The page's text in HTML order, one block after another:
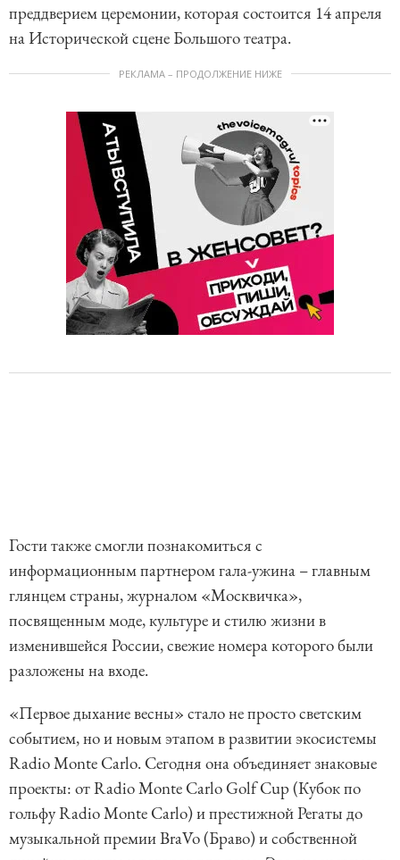
преддверием церемонии, которая состоится 14 апреля
на Исторической сцене Большого театра.
РЕКЛАМА – ПРОДОЛЖЕНИЕ НИЖЕ
Гости также смогли познакомиться с
информационным партнером гала-ужина – главным
глянцем страны, журналом «Москвичка»,
посвященным моде, культуре и стилю жизни в
изменившейся России, свежие номера которого были
разложены на входе.
«Первое дыхание весны» стало не просто светским
событием, но и новым этапом в развитии экосистемы
Radio Monte Carlo. Сегодня она объединяет знаковые
проекты: от Radio Monte Carlo Golf Cup (Кубок по
гольфу Radio Monte Carlo) и престижной Регаты до
музыкальной премии BraVo (Браво) и собственной